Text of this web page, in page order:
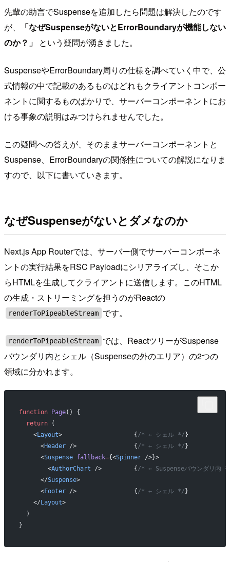
先輩の助言でSuspenseを追加したら問題は解決したのです
が、
「なぜSuspenseがないとErrorBoundaryが機能しない
のか？」
という疑問が湧きました。
SuspenseやErrorBoundary周りの仕様を調べていく中で、公
式情報の中で記載のあるものはどれもクライアントコンポー
ネントに関するものばかりで、サーバーコンポーネントにお
ける事象の説明はみつけられませんでした。
この疑問への答えが、そのままサーバーコンポーネントと
Suspense、ErrorBoundaryの関係性についての解説になりま
すので、以下に書いていきます。
なぜSuspenseがないとダメなのか
Next.js App Routerでは、サーバー側でサーバーコンポーネ
ントの実行結果をRSC Payloadにシリアライズし、そこか
らHTMLを生成してクライアントに送信します。このHTML
の生成・ストリーミングを担うのがReactの
renderToPipeableStream です。
renderToPipeableStream では、ReactツリーがSuspense
バウンダリ内とシェル（Suspenseの外のエリア）の2つの
領域に分かれます。
function Page() {
  return
(
    <
Layout>                    { /* ← シェル */ }
      <
Header />                { /* ← シェル */ }
      <
Suspense fallback={<Spinner />}>
        <
AuthorChart />         { /* ← Suspenseバウンダリ内
      </
Suspense>
      <
Footer />                { /* ← シェル */ }
    </
Layout>
  )
}